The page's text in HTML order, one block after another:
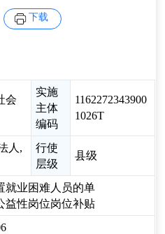
下载
会
实施
主体
编码
1162272343900
1026T
人,
行使
层级
县级
就业困难人员的单
益性岗位岗位补贴